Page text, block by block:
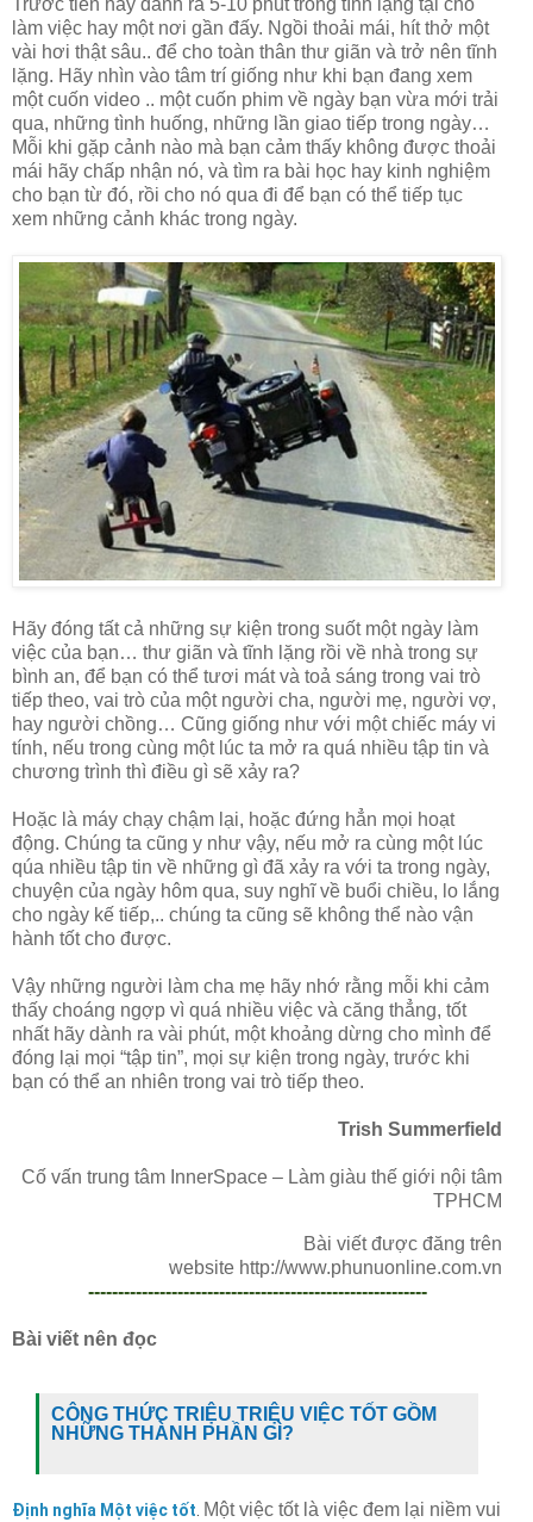
làm việc hay một nơi gần đấy. Ngồi thoải mái, hít thở một
vài hơi thật sâu.. để cho toàn thân thư giãn và trở nên tĩnh
lặng. Hãy nhìn vào tâm trí giống như khi bạn đang xem
một cuốn video .. một cuốn phim về ngày bạn vừa mới trải
qua, những tình huống, những lần giao tiếp trong ngày…
Mỗi khi gặp cảnh nào mà bạn cảm thấy không được thoải
mái hãy chấp nhận nó, và tìm ra bài học hay kinh nghiệm
cho bạn từ đó, rồi cho nó qua đi để bạn có thể tiếp tục
xem những cảnh khác trong ngày.
Hãy đóng tất cả những sự kiện trong suốt một ngày làm
việc của bạn… thư giãn và tĩnh lặng rồi về nhà trong sự
bình an, để bạn có thể tươi mát và toả sáng trong vai trò
tiếp theo, vai trò của một người cha, người mẹ, người vợ,
hay người chồng… Cũng giống như với một chiếc máy vi
tính, nếu trong cùng một lúc ta mở ra quá nhiều tập tin và
chương trình thì điều gì sẽ xảy ra?
Hoặc là máy chạy chậm lại, hoặc đứng hẳn mọi hoạt
động. Chúng ta cũng y như vậy, nếu mở ra cùng một lúc
qúa nhiều tập tin về những gì đã xảy ra với ta trong ngày,
chuyện của ngày hôm qua, suy nghĩ về buổi chiều, lo lắng
cho ngày kế tiếp,.. chúng ta cũng sẽ không thể nào vận
hành tốt cho được.
Vậy những người làm cha mẹ hãy nhớ rằng mỗi khi cảm
thấy choáng ngợp vì quá nhiều việc và căng thẳng, tốt
nhất hãy dành ra vài phút, một khoảng dừng cho mình để
đóng lại mọi “tập tin”, mọi sự kiện trong ngày, trước khi
bạn có thể an nhiên trong vai trò tiếp theo.
Trish Summerfield
Cố vấn trung tâm InnerSpace – Làm giàu thế giới nội tâm
TPHCM
Bài viết được đăng trên
website http://www.phunuonline.com.vn
---------------------------------------------------------
Bài viết nên đọc
CÔNG THỨC TRIỆU TRIỆU VIỆC TỐT GỒM
NHỮNG THÀNH PHẦN GÌ?
Định nghĩa Một việc tốt. Một việc tốt là việc đem lại niềm vui